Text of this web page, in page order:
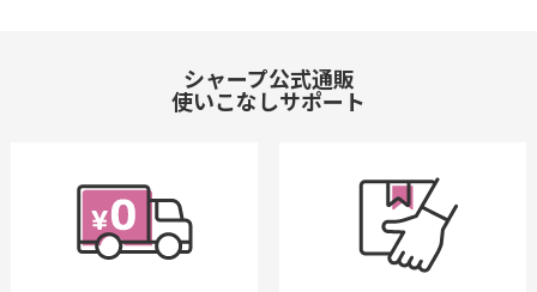
シャープ公式通販
使いこなしサポート